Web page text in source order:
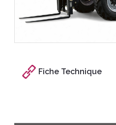
Fiche Technique